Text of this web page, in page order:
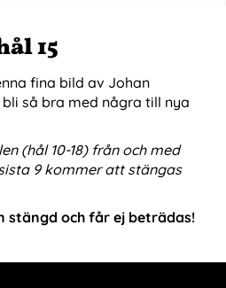
15
fina bild av Johan
så bra med några till nya
(hål 10-18) från och med
9 kommer att stängas
stängd och får ej beträdas!